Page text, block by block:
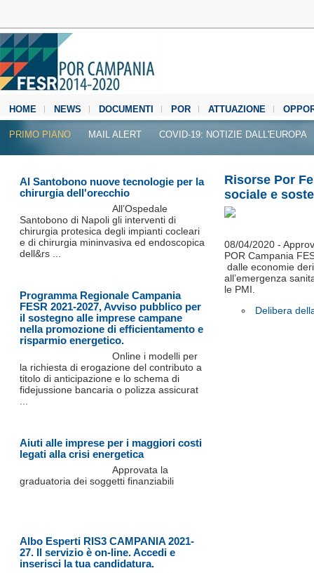
HOME NEWS DOCUMENTI POR ATTUAZIONE
MEDIA CENTER
PRIMO PIANO MAIL ALERT COVID-19: NOTIZIE DALL'EUROPA
Risorse Por
sociale e
08/04/2020 -
POR Campania
dalle economie
all’emergenza
le PMI.
Delibera
Al Santobono nuove tecnologie per la
chirurgia dell'orecchio
All’Ospedale
Santobono di Napoli gli interventi di
chirurgia protesica degli impianti cocleari
e di chirurgia mininvasiva ed endoscopica
dell&rs ...
Programma Regionale Campania
FESR 2021-2027, Avviso pubblico per
il sostegno alle imprese campane
nella promozione di efficientamento e
risparmio energetico.
Online i modelli per
la richiesta di erogazione del contributo a
titolo di anticipazione e lo schema di
fidejussione bancaria o polizza assicurat
Aiuti alle imprese per i maggiori costi
legati alla crisi energetica
Approvata la
graduatoria dei soggetti finanziabili
Albo Esperti RIS3 CAMPANIA 2021-
27. Il servizio è on-line. Accedi e
inserisci la tua candidatura.